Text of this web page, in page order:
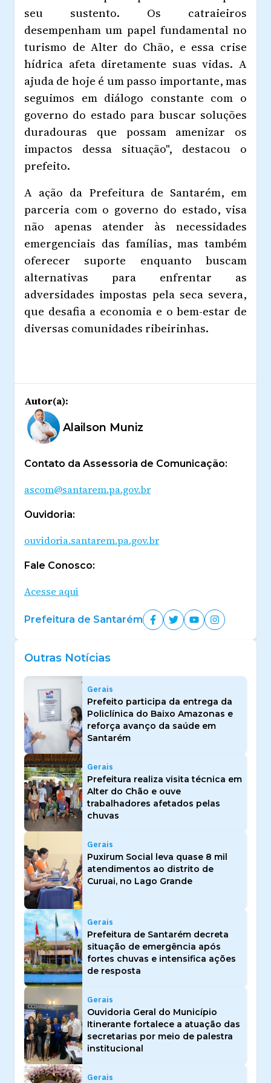
seu sustento. Os catraieiros
desempenham um papel fundamental no
turismo de Alter do Chão, e essa crise
hídrica afeta diretamente suas vidas. A
ajuda de hoje é um passo importante, mas
seguimos em diálogo constante com o
governo do estado para buscar soluções
duradouras que possam amenizar os
impactos dessa situação", destacou o
prefeito.
A ação da Prefeitura de Santarém, em
parceria com o governo do estado, visa
não apenas atender às necessidades
emergenciais das famílias, mas também
oferecer suporte enquanto buscam
alternativas para enfrentar as
adversidades impostas pela seca severa,
que desafia a economia e o bem-estar de
diversas comunidades ribeirinhas.
Autor(a):
Alailson Muniz
Contato da Assessoria de Comunicação:
ascom@santarem.pa.gov.br
Ouvidoria:
ouvidoria.santarem.pa.gov.br
Fale Conosco:
Acesse aqui
Prefeitura de Santarém
Outras Notícias
Gerais
Prefeito participa da entrega da
Policlínica do Baixo Amazonas e
reforça avanço da saúde em
Santarém
Gerais
Prefeitura realiza visita técnica em
Alter do Chão e ouve
trabalhadores afetados pelas
chuvas
Gerais
Puxirum Social leva quase 8 mil
atendimentos ao distrito de
Curuai, no Lago Grande
Gerais
Prefeitura de Santarém decreta
situação de emergência após
fortes chuvas e intensifica ações
de resposta
Gerais
Ouvidoria Geral do Município
Itinerante fortalece a atuação das
secretarias por meio de palestra
institucional
Gerais